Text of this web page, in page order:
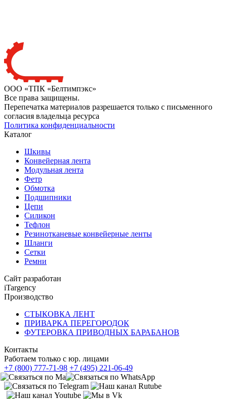
ООО «ТПК «Белтимпэкс»
Все права защищены.
Перепечатка материалов разрешается только с письменного
согласия владельца ресурса
Политика конфиденциальности
Каталог
Шкивы
Конвейерная лента
Модульная лента
Фетр
Обмотка
Подшипники
Цепи
Силикон
Тефлон
Резинотканевые конвейерные ленты
Шланги
Сетки
Ремни
Сайт разработан
iTargency
Производство
СТЫКОВКА ЛЕНТ
ПРИВАРКА ПЕРЕГОРОДОК
ФУТЕРОВКА ПРИВОДНЫХ БАРАБАНОВ
Контакты
Работаем только с юр. лицами
+7 (800) 777-71-98 +7 (495) 221-06-49